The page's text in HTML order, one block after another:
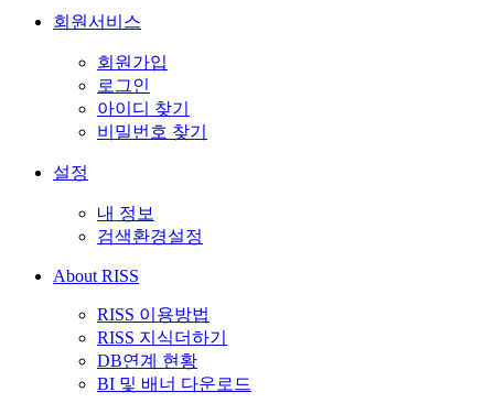
회원서비스
회원가입
로그인
아이디 찾기
비밀번호 찾기
설정
내 정보
검색환경설정
About RISS
RISS 이용방법
RISS 지식더하기
DB연계 현황
BI 및 배너 다운로드